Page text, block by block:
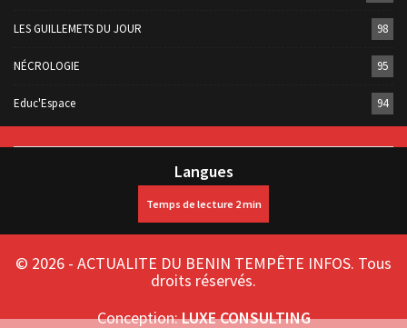
LES GUILLEMETS DU JOUR 98
NÉCROLOGIE 95
Educ'Espace 94
Langues
© 2026 - ACTUALITE DU BENIN TEMPÊTE INFOS. Tous
droits réservés.
Conception:LUXE CONSULTING